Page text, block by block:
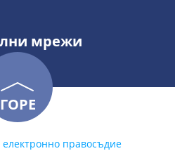
мрежи
ГОРЕ
правосъдие